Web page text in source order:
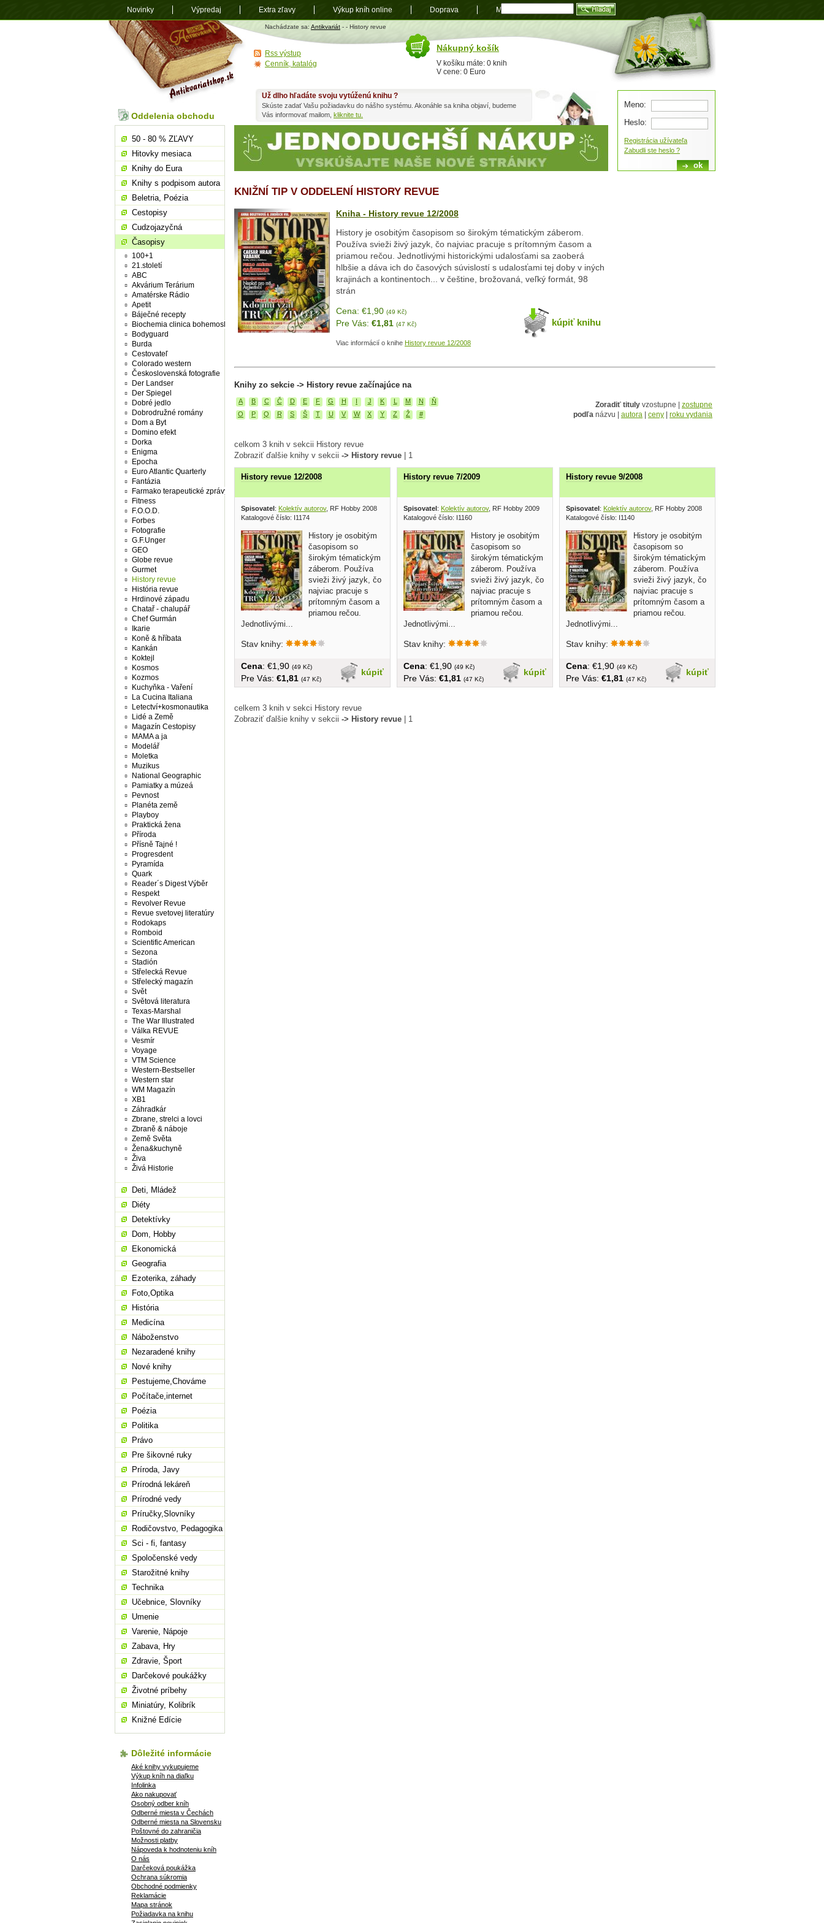
Antikvariát
shop.sk
Nachádzate sa: Antikvariát - - History revue
KNIŽNÍ TIP V ODDELENÍ HISTORY REVUE
Kniha - History revue 12/2008
History je osobitým časopisom so širokým tématickým záberom.
Používa svieži živý jazyk, čo najviac pracuje s prítomným časom a
priamou rečou. Jednotlivými historickými udalosťami sa zaoberá
hlbšie a dáva ich do časových súvislostí s udalosťami tej doby v iných
krajinách a kontinentoch... v češtine, brožovaná, veľký formát, 98
strán
kúpiť knihu
Cena: €1,90 (49 Kč)
Pre Vás: €1,81 (47 Kč)
Viac informácií o knihe History revue 12/2008
Knihy zo sekcie -> History revue začínajúce na
A B C Č D E F G H I J K L M N
Ň
O
P Q R S Š T U V W X Y Z Ž #
Zoradiť tituly vzostupne | zostupne
podľa názvu | autora ceny roku vydania
celkom 3 knih v sekcii History revue
Zobraziť ďalšie knihy v sekcii -> History revue 1
History revue 12/2008
Spisovatel: Kolektív autorov, RF Hobby 2008
Katalogové číslo: I1174
History je osobitým
časopisom so
širokým tématickým
záberom. Používa
svieži živý jazyk, čo
najviac pracuje s
prítomným časom a
priamou rečou.
Jednotlivými...
Stav knihy:
kúpiť
Cena: €1,90 (49 Kč)
Pre Vás: €1,81 (47 Kč)
History revue 7/2009
Spisovatel: Kolektív autorov, RF Hobby 2009
Katalogové číslo: I1160
History je osobitým
časopisom so
širokým tématickým
záberom. Používa
svieži živý jazyk, čo
najviac pracuje s
prítomným časom a
priamou rečou.
Jednotlivými...
Stav knihy:
kúpiť
Cena: €1,90 (49 Kč)
Pre Vás: €1,81 (47 Kč)
History revue 9/2008
Spisovatel: Kolektív autorov, RF Hobby 2008
Katalogové číslo: I1140
History je osobitým
časopisom so
širokým tématickým
záberom. Používa
svieži živý jazyk, čo
najviac pracuje s
prítomným časom a
priamou rečou.
Jednotlivými...
Stav knihy:
kúpiť
Cena: €1,90 (49 Kč)
Pre Vás: €1,81 (47 Kč)
celkem 3 knih v sekci History revue
Zobraziť ďalšie knihy v sekcii -> History revue 1
Už dlho hľadáte svoju vytúženú knihu ?
Skúste zadať Vašu požiadavku do nášho systému. Akonáhle sa kniha objaví, budeme
Vás informovať mailom, kliknite tu.
Oddelenia obchodu
50 - 80 % ZĽAVY
Hitovky mesiaca
Knihy do Eura
Knihy s podpisom autora
Beletria, Poézia
Cestopisy
Cudzojazyčná
Časopisy
100+1
21.století
ABC
Akvárium Terárium
Amatérske Rádio
Apetit
Báječné recepty
Biochemia clinica bohemoslovaca
Bodyguard
Burda
Cestovateľ
Colorado western
Československá fotografie
Der Landser
Der Spiegel
Dobré jedlo
Dobrodružné romány
Dom a Byt
Domino efekt
Dorka
Enigma
Epocha
Euro Atlantic Quarterly
Fantázia
Farmako terapeutické zprávy
Fitness
F.O.O.D.
Forbes
Fotografie
G.F.Unger
GEO
Globe revue
Gurmet
History revue
História revue
Hrdinové západu
Chatař - chalupář
Chef Gurmán
Ikarie
Koně & hříbata
Kankán
Koktejl
Kosmos
Kozmos
Kuchyňka - Vaření
La Cucina Italiana
Letectví+kosmonautika
Lidé a Země
Magazín Cestopisy
MAMA a ja
Modelář
Moletka
Muzikus
National Geographic
Pamiatky a múzeá
Pevnost
Planéta země
Playboy
Praktická žena
Příroda
Přísně Tajné !
Progresdent
Pyramída
Quark
Reader´s Digest Výběr
Respekt
Revolver Revue
Revue svetovej literatúry
Rodokaps
Romboid
Scientific American
Sezona
Stadión
Střelecká Revue
Střelecký magazín
Svět
Světová literatura
Texas-Marshal
The War Illustrated
Válka REVUE
Vesmír
Voyage
VTM Science
Western-Bestseller
Western star
WM Magazín
XB1
Záhradkár
Zbrane, strelci a lovci
Zbraně & náboje
Země Světa
Žena&kuchyně
Živa
Živá Historie
Deti, Mládež
Diéty
Detektívky
Dom, Hobby
Ekonomická
Geografia
Ezoterika, záhady
Foto,Optika
História
Medicína
Náboženstvo
Nezaradené knihy
Nové knihy
Pestujeme,Chováme
Počítače,internet
Poézia
Politika
Právo
Pre šikovné ruky
Príroda, Javy
Prírodná lekáreň
Prírodné vedy
Príručky,Slovníky
Rodičovstvo, Pedagogika
Sci - fi, fantasy
Spoločenské vedy
Starožitné knihy
Technika
Učebnice, Slovníky
Umenie
Varenie, Nápoje
Zabava, Hry
Zdravie, Šport
Darčekové poukážky
Životné príbehy
Miniatúry, Kolibrík
Knižné Edície
Dôležité informácie
Aké knihy vykupujeme
Výkup kníh na diaľku
Infolinka
Ako nakupovať
Osobný odber kníh
Odberné miesta v Čechách
Odberné miesta na Slovensku
Poštovné do zahraničia
Možnosti platby
Nápoveda k hodnoteniu kníh
O nás
Darčeková poukážka
Ochrana súkromia
Obchodné podmienky
Reklamácie
Mapa stránok
Požiadavka na knihu
Meno:
Heslo:
Registrácia užívateľa
Zabudli ste heslo ?
Nákupný košík
V košíku máte: 0 knih
V cene: 0 Euro
Rss výstup
Cenník, katalóg
Novinky Výpredaj Extra zľavy Výkup kníh online Doprava Mapa